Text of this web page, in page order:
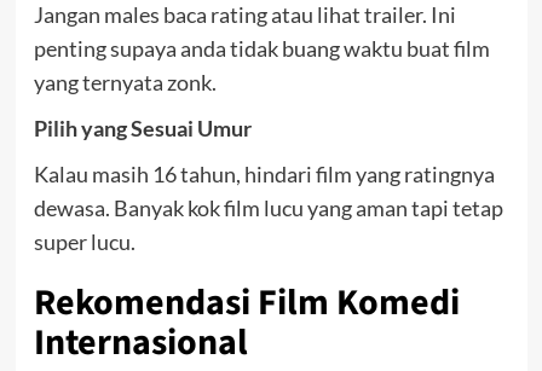
Jangan males baca rating atau lihat trailer. Ini
penting supaya anda tidak buang waktu buat film
yang ternyata zonk.
Pilih yang Sesuai Umur
Kalau masih 16 tahun, hindari film yang ratingnya
dewasa. Banyak kok film lucu yang aman tapi tetap
super lucu.
Rekomendasi Film Komedi
Internasional